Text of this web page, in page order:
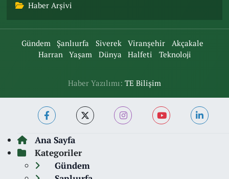
Haber Arşivi
Gündem Şanlıurfa Siverek Viranşehir
Akçakale
Harran
Yaşam Dünya Halfeti Teknoloji
Haber Yazılımı: TE Bilişim
Ana Sayfa
Kategoriler
Gündem